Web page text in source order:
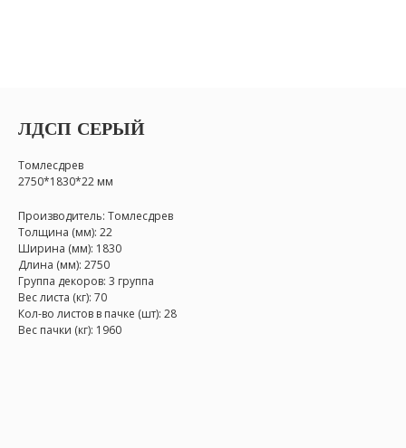
ЛДСП СЕРЫЙ
Томлесдрев
2750*1830*22 мм
Производитель: Томлесдрев
Толщина (мм): 22
Ширина (мм): 1830
Длина (мм): 2750
Группа декоров: 3 группа
Вес листа (кг): 70
Кол-во листов в пачке (шт): 28
Вес пачки (кг): 1960